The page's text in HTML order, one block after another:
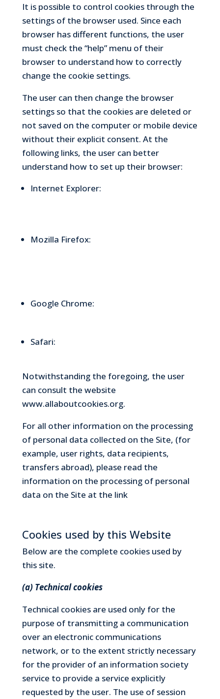
It is possible to control cookies through the
settings of the browser used. Since each
browser has different functions, the user
must check the “help” menu of their
browser to understand how to correctly
change the cookie settings.
The user can then change the browser
settings so that the cookies are deleted or
not saved on the computer or mobile device
without their explicit consent. At the
following links, the user can better
understand how to set up their browser:
Internet Explorer:
Mozilla Firefox:
Google Chrome:
Safari:
Notwithstanding the foregoing, the user
can consult the website
www.allaboutcookies.org.
For all other information on the processing
of personal data collected on the Site, (for
example, user rights, data recipients,
transfers abroad), please read the
information on the processing of personal
data on the Site at the linkhttps:/
Cookies used by this Website
Below are the complete cookies used by
this site.
(a) Technical cookies
Technical cookies are used only for the
purpose of transmitting a communication
over an electronic communications
network, or to the extent strictly necessary
for the provider of an information society
service to provide a service explicitly
requested by the user. The use of session